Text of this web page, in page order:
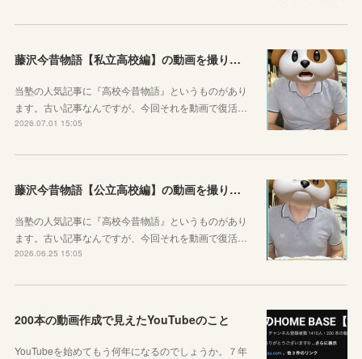
藤沢今昔物語【私立高校編】の動画を撮りました！
当塾の人気記事に『高校今昔物語』というものがあり
ます。古い記事なんですが、今回それを動画で復活…
2026.07.01 15:05
藤沢今昔物語【公立高校編】の動画を撮りました！
当塾の人気記事に『高校今昔物語』というものがあり
ます。古い記事なんですが、今回それを動画で復活…
2026.06.25 15:05
200本の動画作成で見えたYouTubeのこと
YouTubeを始めてもう何年になるのでしょうか。７年